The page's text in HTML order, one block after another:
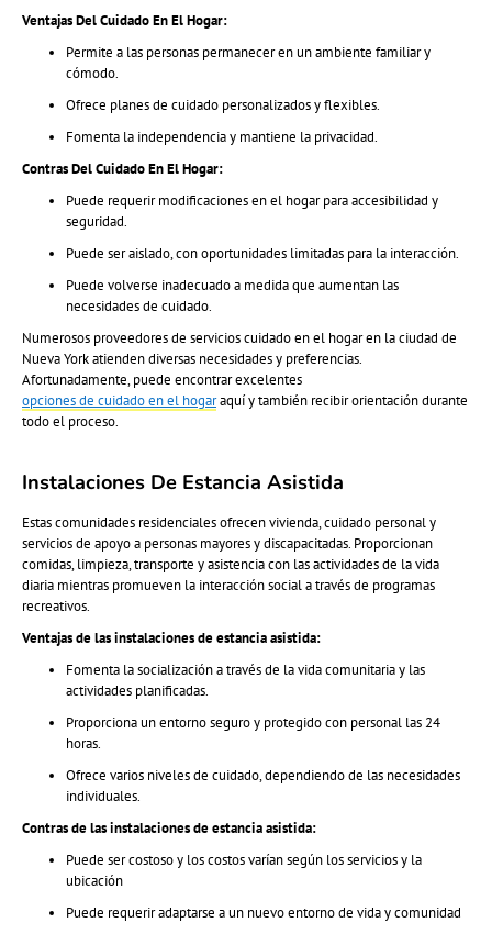
Ventajas Del Cuidado En El Hogar:
Permite a las personas permanecer en un ambiente familiar y
cómodo.
Ofrece planes de cuidado personalizados y flexibles.
Fomenta la independencia y mantiene la privacidad.
Contras Del Cuidado En El Hogar:
Puede requerir modificaciones en el hogar para accesibilidad y
seguridad.
Puede ser aislado, con oportunidades limitadas para la interacción.
Puede volverse inadecuado a medida que aumentan las
necesidades de cuidado.
Numerosos proveedores de servicios cuidado en el hogar en la ciudad de
Nueva York atienden diversas necesidades y preferencias.
Afortunadamente, puede encontrar excelentes
opciones de cuidado en el hogaraquí y también recibir orientación durante
todo el proceso.
Instalaciones De Estancia Asistida
Estas comunidades residenciales ofrecen vivienda, cuidado personal y
servicios de apoyo a personas mayores y discapacitadas. Proporcionan
comidas, limpieza, transporte y asistencia con las actividades de la vida
diaria mientras promueven la interacción social a través de programas
recreativos.
Ventajas de las instalaciones de estancia asistida:
Fomenta la socialización a través de la vida comunitaria y las
actividades planificadas.
Proporciona un entorno seguro y protegido con personal las 24
horas.
Ofrece varios niveles de cuidado, dependiendo de las necesidades
individuales.
Contras de las instalaciones de estancia asistida:
Puede ser costoso y los costos varían según los servicios y la
ubicación
Puede requerir adaptarse a un nuevo entorno de vida y comunidad